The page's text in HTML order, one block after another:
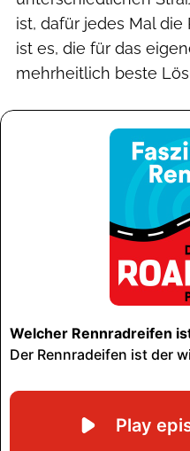
ist, dafür jedes Mal
ist es, die für das
mehrheitlich beste